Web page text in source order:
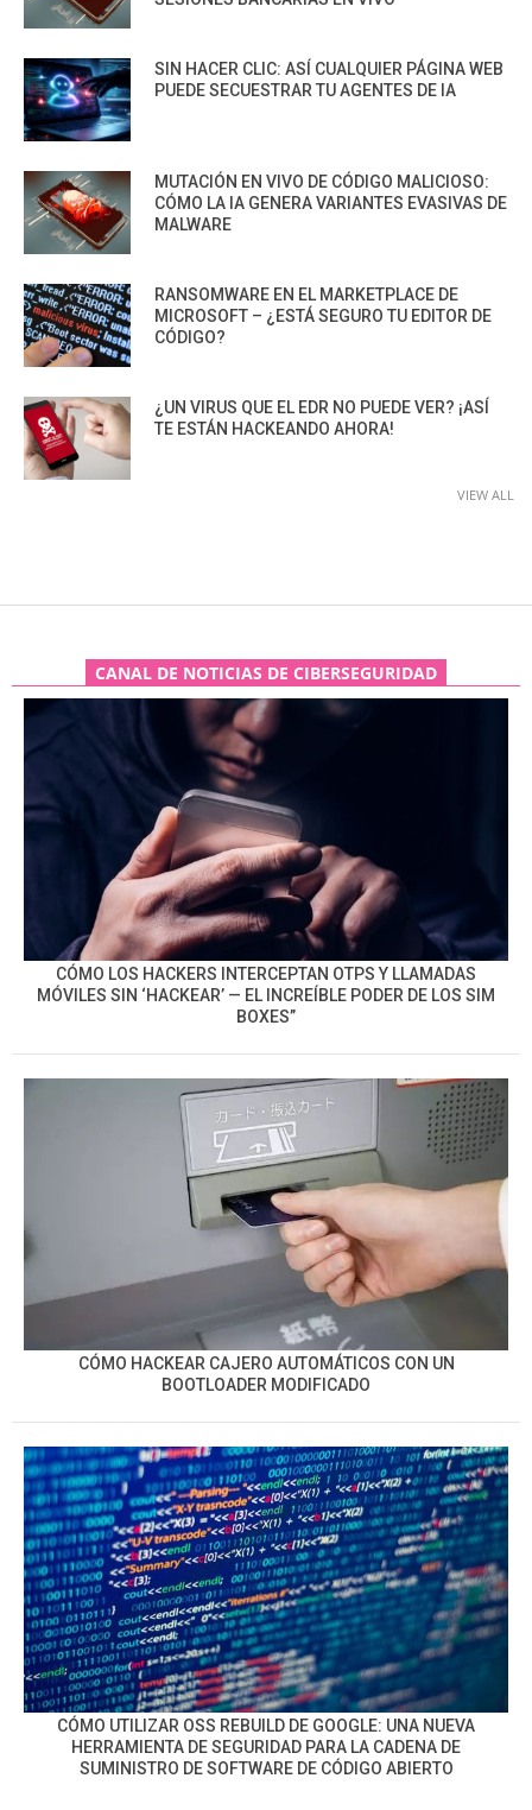
SIN HACER CLIC: ASÍ CUALQUIER PÁGINA WEB
PUEDE SECUESTRAR TU AGENTES DE IA
MUTACIÓN EN VIVO DE CÓDIGO MALICIOSO:
CÓMO LA IA GENERA VARIANTES EVASIVAS DE
MALWARE
RANSOMWARE EN EL MARKETPLACE DE
MICROSOFT – ¿ESTÁ SEGURO TU EDITOR DE
CÓDIGO?
¿UN VIRUS QUE EL EDR NO PUEDE VER? ¡ASÍ
TE ESTÁN HACKEANDO AHORA!
VIEW ALL
CANAL DE NOTICIAS DE CIBERSEGURIDAD
CÓMO LOS HACKERS INTERCEPTAN OTPS Y LLAMADAS
MÓVILES SIN ‘HACKEAR’ — EL INCREÍBLE PODER DE LOS SIM
BOXES”
CÓMO HACKEAR CAJERO AUTOMÁTICOS CON UN
BOOTLOADER MODIFICADO
CÓMO UTILIZAR OSS REBUILD DE GOOGLE: UNA NUEVA
HERRAMIENTA DE SEGURIDAD PARA LA CADENA DE
SUMINISTRO DE SOFTWARE DE CÓDIGO ABIERTO